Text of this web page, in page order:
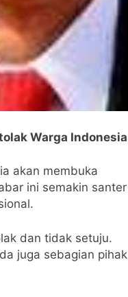
Warga Indonesia
akan membuka
ini semakin santer
dan tidak setuju.
juga sebagian pihak